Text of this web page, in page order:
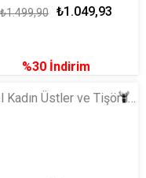
₺1.049,93
₺1.499,90
%30 İndirim
Yuxel Kadın Üstler ve Tişörtler